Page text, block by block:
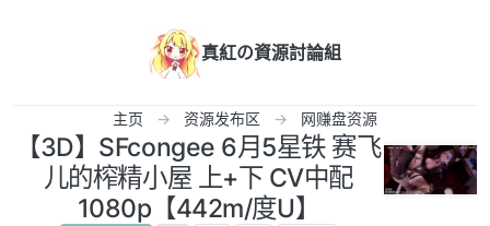
真紅の資源討論組
主页 资源发布区 网赚盘资源
【3D】SFcongee 6月5星铁 赛飞
儿的榨精小屋 上+下 CV中配
1080p【442m/度U】